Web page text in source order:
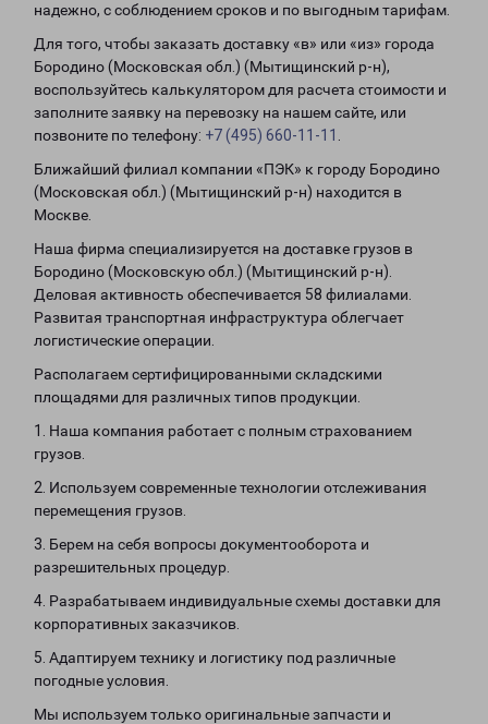
надежно, с соблюдением сроков и по выгодным тарифам.
Для того, чтобы заказать доставку «в» или «из» города
Бородино (Московская обл.) (Мытищинский р-н),
воспользуйтесь калькулятором для расчета стоимости и
заполните заявку на перевозку на нашем сайте, или
позвоните по телефону: +7 (495) 660-11-11
Ближайший филиал компании «ПЭК» к городу Бородино
(Московская обл.) (Мытищинский р-н) находится в
Москве.
Наша фирма специализируется на доставке грузов в
Бородино (Московскую обл.) (Мытищинский р-н).
Деловая активность обеспечивается 58 филиалами.
Развитая транспортная инфраструктура облегчает
логистические операции.
Располагаем сертифицированными складскими
площадями для различных типов продукции.
1. Наша компания работает с полным страхованием
грузов.
2. Используем современные технологии отслеживания
перемещения грузов.
3. Берем на себя вопросы документооборота и
разрешительных процедур.
4. Разрабатываем индивидуальные схемы доставки для
корпоративных заказчиков.
5. Адаптируем технику и логистику под различные
погодные условия.
Мы используем только оригинальные запчасти и